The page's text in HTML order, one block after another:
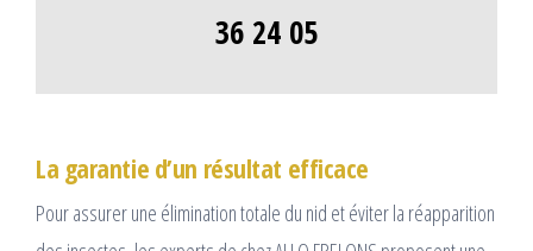
36 24 05
La garantie d’un résultat efficace
Pour assurer une élimination totale du nid et éviter la réapparition